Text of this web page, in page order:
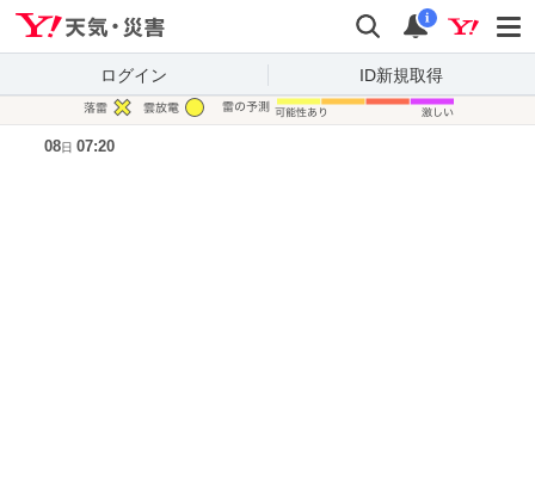
検索 通知
i
ログイン ID新規取得
08日 07:20